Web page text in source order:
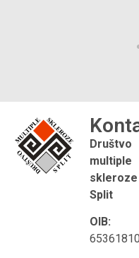
Društvo
multiple
skleroze
Split
OIB: